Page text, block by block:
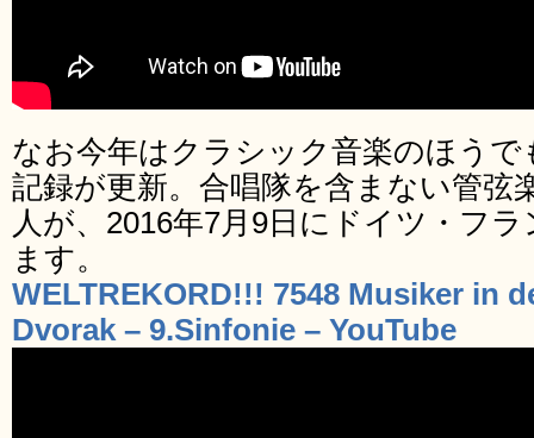
なお今年はクラシック音楽のほう
記録が更新。合唱隊を含まない管弦
人が、2016年7月9日にドイツ・フ
ます。
WELTREKORD!!! 7548 Musiker in
Dvorak – 9.Sinfonie – YouTube